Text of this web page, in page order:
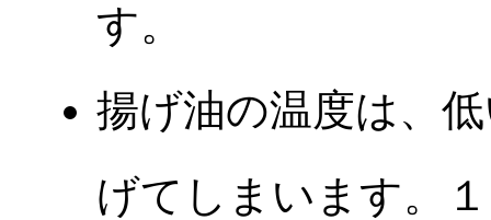
す。
揚げ油の温度は、
げてしまいます。